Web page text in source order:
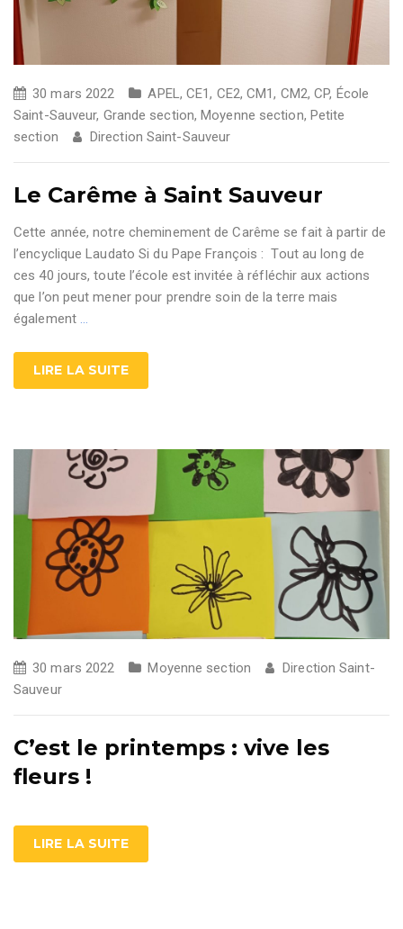
30 mars 2022 APEL,CE1, CE2,CM1, CM2,CP, École
Saint-Sauveur, Grande section,Moyenne section, Petite
section
Direction Saint-Sauveur
Le Carême à Saint Sauveur
Cette année, notre cheminement de Carême se fait à partir de
l’encyclique Laudato Si du Pape François : Tout au long de
ces 40 jours, toute l’école est invitée à réfléchir aux actions
que l’on peut mener pour prendre soin de la terre mais
également …
LIRE LA SUITE
30 mars 2022 Moyenne section
Direction Saint-
Sauveur
C’est le printemps : vive les
fleurs !
LIRE LA SUITE